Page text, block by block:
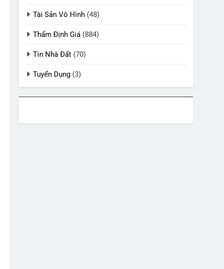
Tài Sản Vô Hình (48)
Thẩm Định Giá (884)
Tin Nhà Đất (70)
Tuyển Dụng (3)